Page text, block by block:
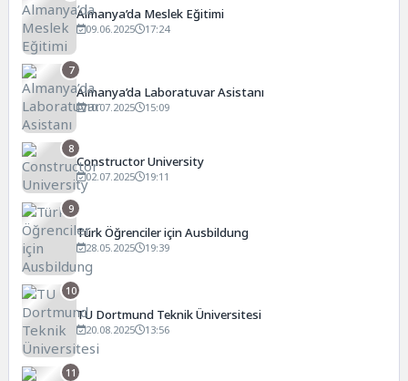
Almanya’da Meslek Eğitimi
09.06.2025 17:24
7
Almanya’da Laboratuvar Asistanı
10.07.2025 15:09
8
Constructor University
02.07.2025 19:11
9
Türk Öğrenciler için Ausbildung
28.05.2025 19:39
10
TU Dortmund Teknik Üniversitesi
20.08.2025 13:56
11